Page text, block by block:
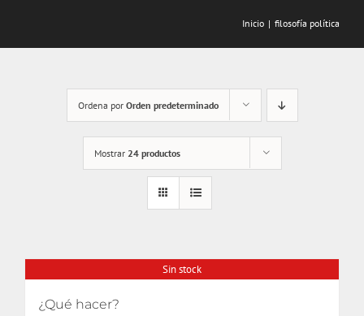
Inicio filosofía política
Ordena por Orden predeterminado
Mostrar 24 productos
Sin stock
¿Qué hacer?